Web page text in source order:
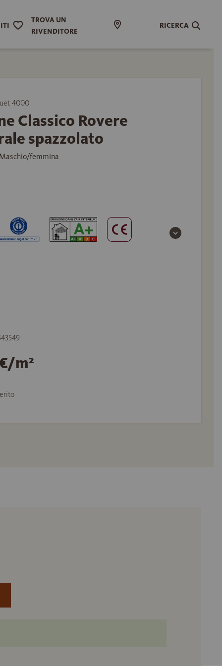
TROVA UN
RIVENDITORE
RICERCA
4000
Classico Rovere
spazzolato
femmina
m²